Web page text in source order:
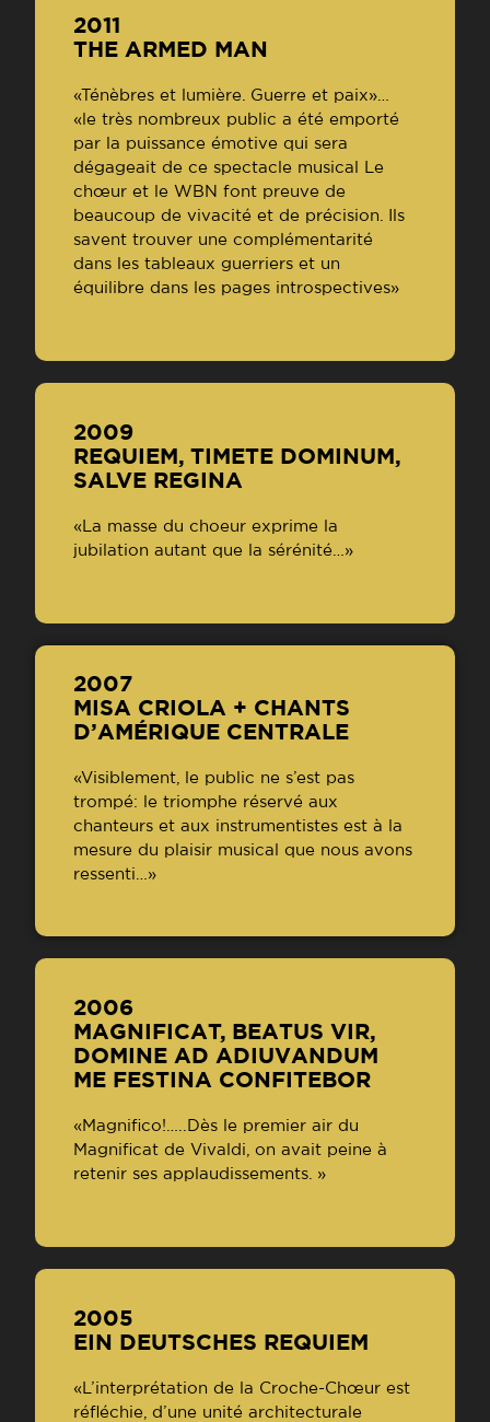
2011
THE ARMED MAN
«Ténèbres et lumière. Guerre et paix»…
«le très nombreux public a été emporté
par la puissance émotive qui sera
dégageait de ce spectacle musical Le
chœur et le WBN font preuve de
beaucoup de vivacité et de précision. Ils
savent trouver une complémentarité
dans les tableaux guerriers et un
équilibre dans les pages introspectives»
2009
REQUIEM, TIMETE DOMINUM,
SALVE REGINA
«La masse du choeur exprime la
jubilation autant que la sérénité…»
2007
MISA CRIOLA + CHANTS
D’AMÉRIQUE CENTRALE
«Visiblement, le public ne s’est pas
trompé: le triomphe réservé aux
chanteurs et aux instrumentistes est à la
mesure du plaisir musical que nous avons
ressenti…»
2006
MAGNIFICAT, BEATUS VIR,
DOMINE AD ADIUVANDUM
ME FESTINA CONFITEBOR
«Magnifico!…..Dès le premier air du
Magnificat de Vivaldi, on avait peine à
retenir ses applaudissements. »
2005
EIN DEUTSCHES REQUIEM
«L’interprétation de la Croche-Chœur est
réfléchie, d’une unité architecturale